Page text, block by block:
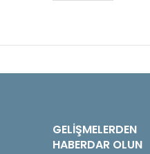
GELIŞMELERDEN
HABERDAR OLUN